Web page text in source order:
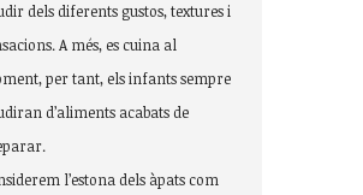
dels diferents gustos, textures i
A més, es cuina al
per tant, els infants sempre
d’aliments acabats de
l’estona dels àpats com